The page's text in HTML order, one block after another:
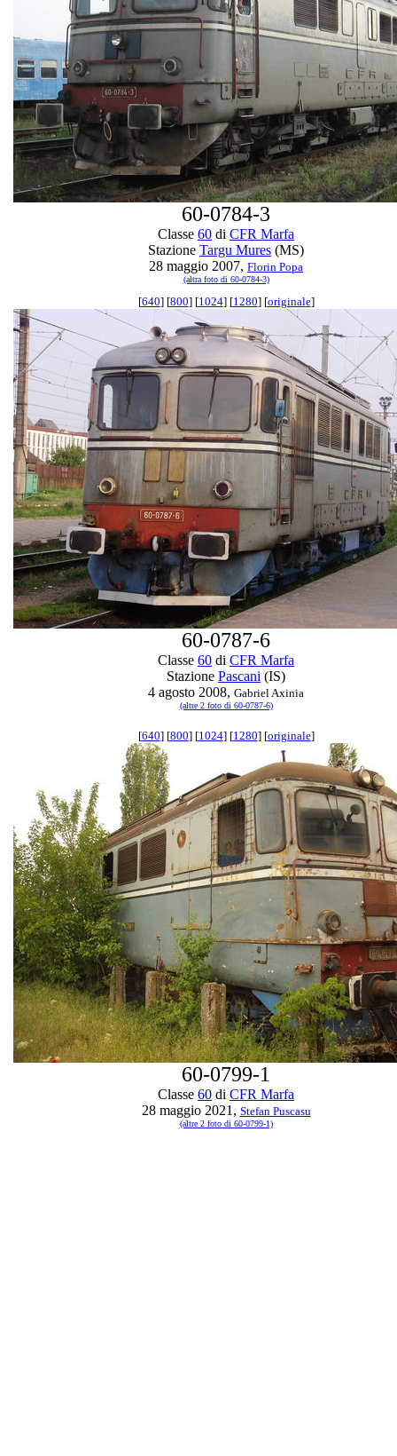
60-0784-3
Classe 60 di CFR Marfa
Stazione Targu Mures (MS)
28 maggio 2007, Florin Popa
(altra foto di 60-0784-3)
[640] [800] [1024] [1280] [originale]
60-0787-6
Classe 60 di CFR Marfa
Stazione Pascani (IS)
4 agosto 2008, Gabriel Axinia
(altre 2 foto di 60-0787-6)
[640] [800] [1024] [1280] [originale]
60-0799-1
Classe 60 di CFR Marfa
28 maggio 2021, Stefan Puscasu
(altre 2 foto di 60-0799-1)